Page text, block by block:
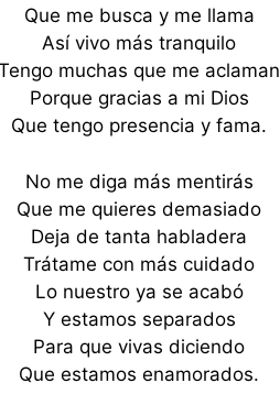
Que me busca y me llama
Así vivo más tranquilo
muchas que me aclaman
Porque gracias a mi Dios
Que tengo presencia y fama.
No me diga más mentirás
Que me quieres demasiado
Deja de tanta habladera
Trátame con más cuidado
Lo nuestro ya se acabó
Y estamos separados
Para que vivas diciendo
Que estamos enamorados.